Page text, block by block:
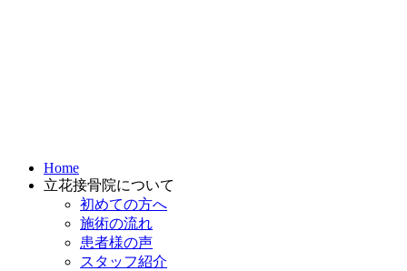
Home
立花接骨院について
初めての方へ
施術の流れ
患者様の声
スタッフ紹介